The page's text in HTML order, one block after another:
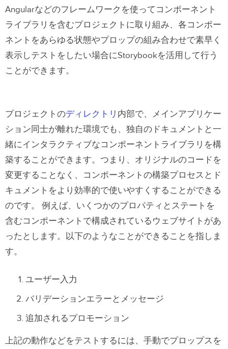
ストーリーのファイルに追加
ドキュメント作成の自動化
Storybook の公開とUXPinとの連携
まとめ
Angularなどのフレームワークを使ってコンポーネント
ライブラリを含むプロジェクトに取り組み、各コンポー
ネントをあらゆる状態やプロップの組み合わせで素早く
表示しテストをしたい場合にStorybookを活用して行う
ことができます。
プロジェクトのディレクトリ 内部で、メインアプリケー
ション同士が離れた環境でも、独自のドキュメントと一
緒にインタラクティブなコンポーネントライブラリを構
築することができます。つまり、オリジナルのコードを
変更することなく、コンポーネントの構築プロセスとド
キュメントをより効率的で使いやすくすることができる
のです。 例えば、いくつかのプロパティとステートを
含むコンポーネントで構成されているウェブサイトがあ
ったとします。以下のようなことができることを指しま
す。
ユーザー入力
バリデーションエラーとメッセージ
追加されるプロモーション
上記の動作などをテストするには、手動でプロップスを